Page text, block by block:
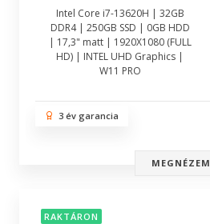
Intel Core i7-13620H | 32GB
DDR4 | 250GB SSD | 0GB HDD
| 17,3" matt | 1920X1080 (FULL
HD) | INTEL UHD Graphics |
W11 PRO
3 év garancia
MEGNÉZEM
RAKTÁRON